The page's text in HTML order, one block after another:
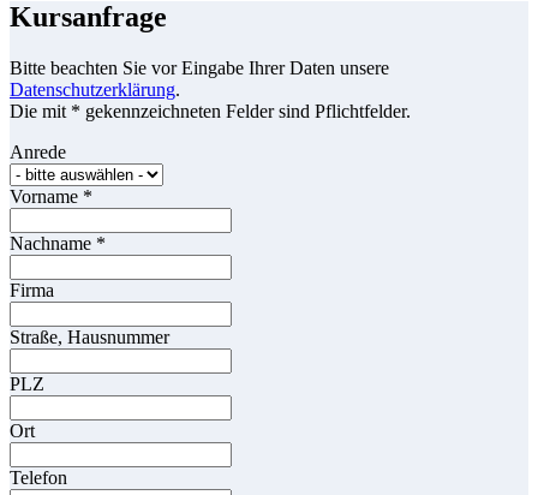
Kursanfrage
Bitte beachten Sie vor Eingabe Ihrer Daten unsere
Datenschutzerklärung.
Die mit * gekennzeichneten Felder sind Pflichtfelder.
Anrede
Vorname *
Nachname *
Firma
Straße, Hausnummer
PLZ
Ort
Telefon